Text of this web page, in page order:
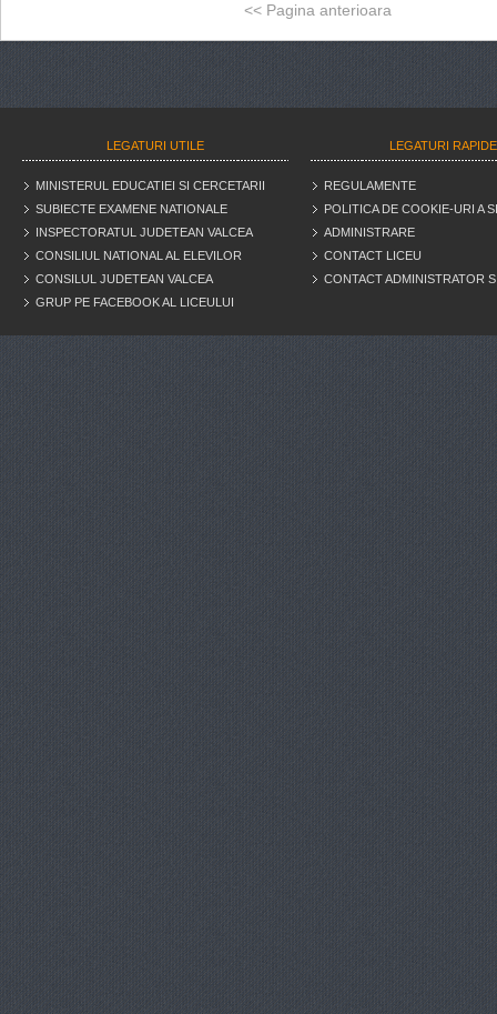
<< Pagina anterioara
LEGATURI UTILE
MINISTERUL EDUCATIEI SI CERCETARII
SUBIECTE EXAMENE NATIONALE
INSPECTORATUL JUDETEAN VALCEA
CONSILIUL NATIONAL AL ELEVILOR
CONSILUL JUDETEAN VALCEA
GRUP PE FACEBOOK AL LICEULUI
LEGATURI RAPIDE
REGULAMENTE
POLITICA DE COOKIE-URI A
ADMINISTRARE
CONTACT LICEU
CONTACT ADMINISTRATOR